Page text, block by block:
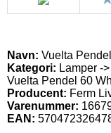
Navn: Vuelta
Kategori: Lamper -
Vuelta Pendel 60
Producent: Ferm
Varenummer:
EAN: